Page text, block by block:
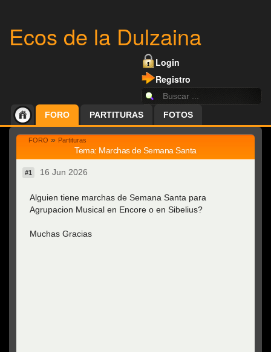
Ecos de la Dulzaina
Login
Registro
FORO PARTITURAS FOTOS
FORO » Partituras
Tema: Marchas de Semana Santa
#1 16 Jun 2026
Alguien tiene marchas de Semana Santa para
Agrupacion Musical en Encore o en Sibelius?
Muchas Gracias